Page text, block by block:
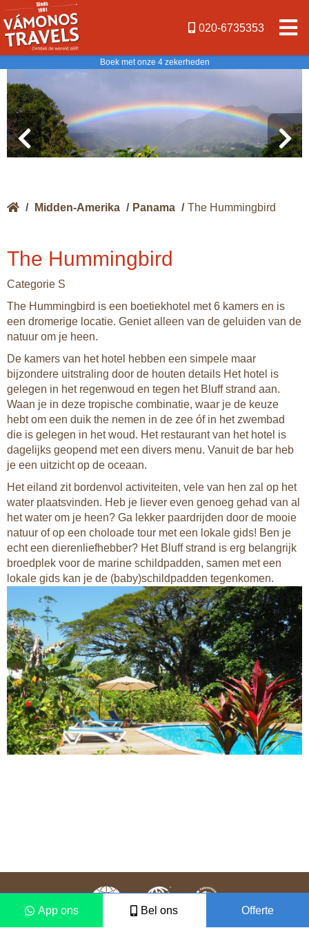
020-6735353
Boek met onze 4 zekerheden
/ Midden-Amerika / Panama / The Hummingbird
The Hummingbird
Categorie S
The Hummingbird is een boetiekhotel met 6 kamers en is
een dromerige locatie. Geniet alleen van de geluiden van de
natuur om je heen.
De kamers van het hotel hebben een simpele maar
bijzondere uitstraling door de houten details Het hotel is
gelegen in het regenwoud en tegen het Bluff strand aan.
Waan je in deze tropische combinatie, waar je de keuze
hebt om een duik the nemen in de zee óf in het zwembad
die is gelegen in het woud. Het restaurant van het hotel is
dagelijks geopend met een divers menu. Vanuit de bar heb
je een uitzicht op de oceaan.
Het eiland zit bordenvol activiteiten, vele van hen zal op het
water plaatsvinden. Heb je liever even genoeg gehad van al
het water om je heen? Ga lekker paardrijden door de mooie
natuur of op een choloade tour met een lokale gids! Ben je
echt een dierenliefhebber? Het Bluff strand is erg belangrijk
broedplek voor de marine schildpadden, samen met een
lokale gids kan je de (baby)schildpadden tegenkomen.
App ons Bel ons Offerte